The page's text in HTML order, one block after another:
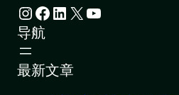
Instagram Facebook LinkedIn X YouTube
导航
最新文章